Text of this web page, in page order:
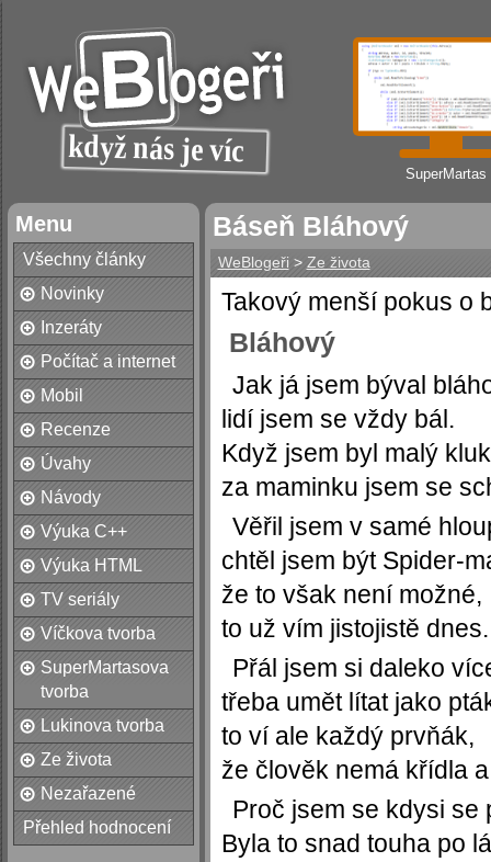
SuperMartas
Menu
Všechny články
Novinky
Inzeráty
Počítač a internet
Mobil
Recenze
Úvahy
Návody
Výuka C++
Výuka HTML
TV seriály
Víčkova tvorba
SuperMartasova
tvorba
Lukinova tvorba
Ze života
Nezařazené
Přehled hodnocení
Báseň Bláhový
WeBlogeři > Ze života
Takový menší pokus o
Bláhový
Jak já jsem býval
lidí jsem se vždy bál.
Když jsem byl malý
za maminku jsem se
Věřil jsem v samé
chtěl jsem být Spider-
že to však není možné,
to už vím jistojistě dnes.
Přál jsem si daleko
třeba umět lítat jako
to ví ale každý prvňák,
že člověk nemá křídla
Proč jsem se kdysi se
Byla to snad touha po